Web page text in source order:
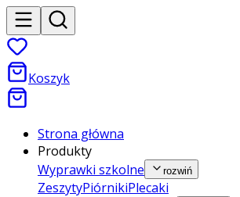
Koszyk
Strona główna
Produkty
Wyprawki szkolne
rozwiń
ZeszytyPiórnikiPlecaki